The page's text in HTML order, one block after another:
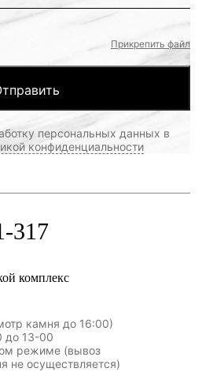
Прикрепить файл
персональных данных в
конфиденциальности
317
комплекс
камня до 16:00)
до 13-00
режиме (вывоз
не осуществляется)